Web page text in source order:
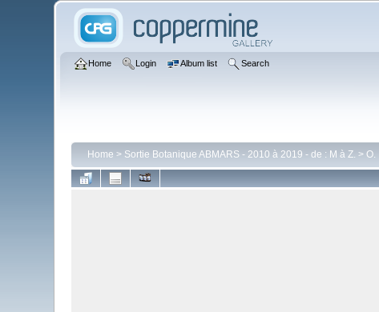
Home Login Album list Search
Home > Sortie Botanique ABMARS - 2010 à 2019 - de : M à Z. > O.